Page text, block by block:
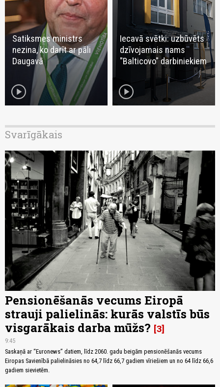
Satiksmes ministrs
nezina, ko darīt ar pāli
Daugavā
play_circle
Iecavā svētki: uzbūvēts
dzīvojamais nams
"Balticovo" darbiniekiem
play_circle
Svarīgākais
Pensionēšanās vecums Eiropā
strauji palielinās: kurās valstīs būs
visgarākais darba mūžs? 3
9:45
Saskaņā ar “Euronews” datiem, līdz 2060. gadu beigām pensionēšanās vecums
Eiropas Savienībā palielināsies no 64,7 līdz 66,7 gadiem vīriešiem un no 64 līdz 66,6
gadiem sievietēm.